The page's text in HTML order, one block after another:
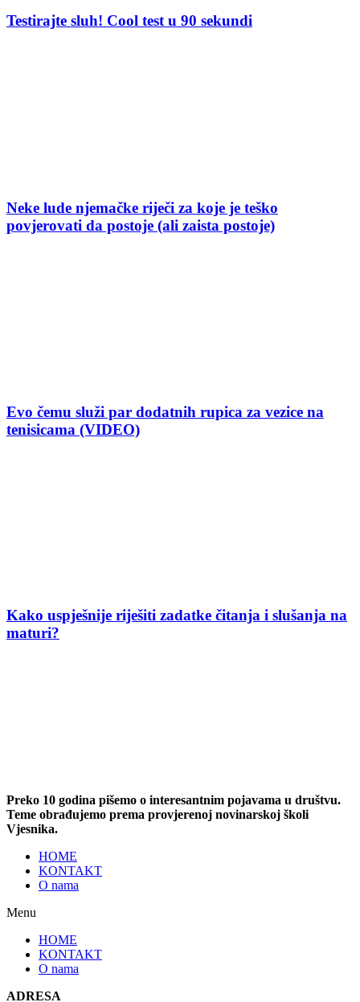
Testirajte sluh! Cool test u 90 sekundi
Neke lude njemačke riječi za koje je teško
povjerovati da postoje (ali zaista postoje)
Evo čemu služi par dodatnih rupica za vezice na
tenisicama (VIDEO)
Kako uspješnije riješiti zadatke čitanja i slušanja na
maturi?
Preko 10 godina pišemo o interesantnim pojavama u društvu.
Teme obrađujemo prema provjerenoj novinarskoj školi
Vjesnika.
HOME
KONTAKT
O nama
Menu
HOME
KONTAKT
O nama
ADRESA